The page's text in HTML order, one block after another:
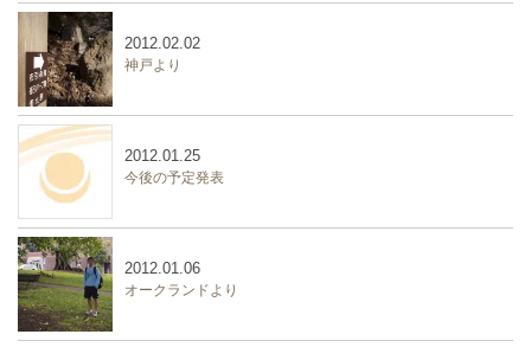
神戸より
2012.02.02
今後の予定発表
2012.01.25
オークランドより
2012.01.06